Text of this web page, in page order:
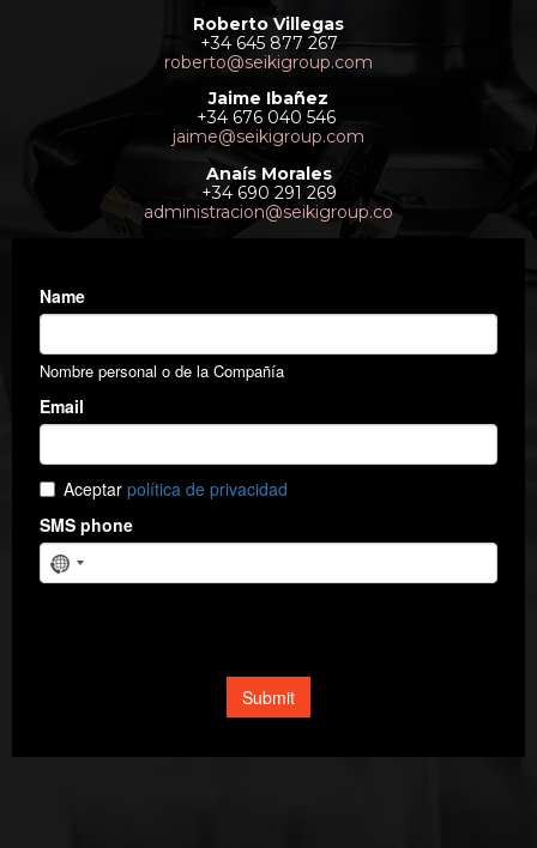
Roberto Villegas
+34 645 877 267
roberto@seikigroup.com
Jaime Ibañez
+34 676 040 546
jaime@seikigroup.com
Anaís Morales
+34 690 291 269
administracion@seikigroup.co